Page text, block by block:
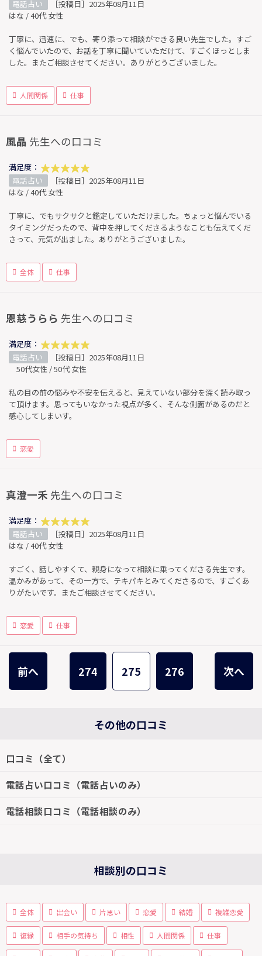
電話占い
［投稿日］2025年08月11日
はな / 40代 女性
丁寧に、迅速に、でも、寄り添って相談ができる良い先生でした。すご
く悩んでいたので、お話を丁寧に聞いていただけて、すごくほっとしま
した。またご相談させてください。ありがとうございました。
人間関係 仕事
風晶 先生への口コミ
満足度：
電話占い
［投稿日］2025年08月11日
はな / 40代 女性
丁寧に、でもサクサクと鑑定していただけました。ちょっと悩んでいる
タイミングだったので、背中を押してくださるようなことも伝えてくだ
さって、元気が出ました。ありがとうございました。
全体 仕事
恩慈うらら 先生への口コミ
満足度：
電話占い
［投稿日］2025年08月11日
50代女性 / 50代 女性
私の目の前の悩みや不安を伝えると、見えていない部分を深く読み取っ
て頂けます。思ってもいなかった視点が多く、そんな側面があるのだと
感心してしまいす。
恋愛
真澄一禾 先生への口コミ
満足度：
電話占い
［投稿日］2025年08月11日
はな / 40代 女性
すごく、話しやすくて、親身になって相談に乗ってくださる先生です。
温かみがあって、その一方で、テキパキとみてくださるので、すごくあ
りがたいです。またご相談させてください。
恋愛 仕事
前へ 274 275 276 次へ
その他の口コミ
口コミ（全て）
電話占い口コミ（電話占いのみ）
電話相談口コミ（電話相談のみ）
相談別の口コミ
全体 出会い 片思い 恋愛 結婚 複雑恋愛
復縁 相手の気持ち 相性 人間関係 仕事